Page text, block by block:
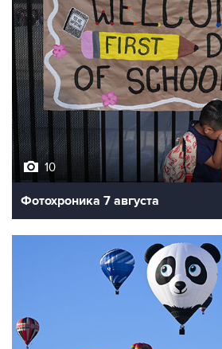
10
Фотохроника 7 августа